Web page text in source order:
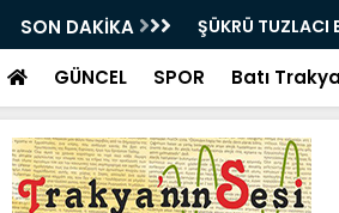
SON DAKİKA
Bir milyon euro
bulundu
GÜNCEL SPOR Batı Trakya